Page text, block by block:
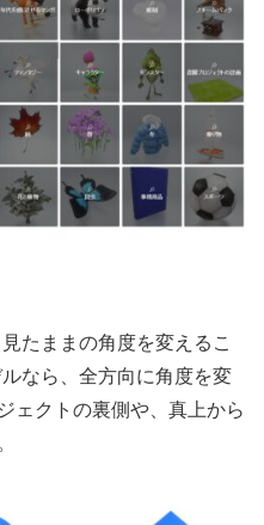
たままの角度を変えるこ
なら、全方向に角度を変
ェクトの裏側や、真上から